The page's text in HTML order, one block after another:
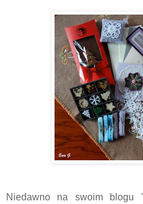
Niedawno na swoim blogu